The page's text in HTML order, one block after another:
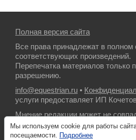
Полная версия сайта
Все права принадлежат в
соответствующих произведений.
Перепечатка материалов только
разрешению.
info@equestrian.ru •
услуги предоставляет ИП
Мнение редакции может не
авторов.
Мы используем cookie для работы
посещаемости. Подробнее